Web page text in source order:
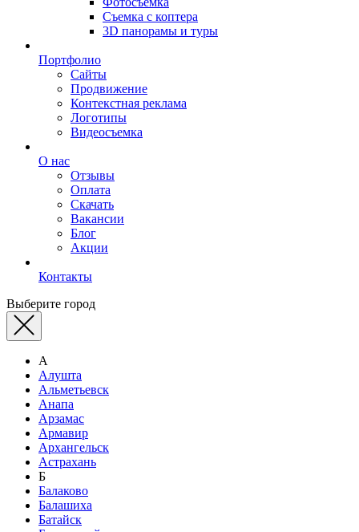
Съемка с коптера
3D панорамы и туры
Портфолио
Сайты
Продвижение
Контекстная реклама
Логотипы
Видеосъемка
О нас
Отзывы
Оплата
Скачать
Вакансии
Блог
Акции
Контакты
Выберите город
А
Алушта
Альметьевск
Анапа
Арзамас
Армавир
Архангельск
Астрахань
Б
Балаково
Балашиха
Батайск